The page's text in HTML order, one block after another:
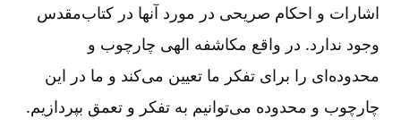
اشارات و احکام صریحی در مورد آنها در کتاب‌مقدس
وجود ندارد. در واقع مکاشفه الهی چارچوب و
محدوده‌ای را برای تفکر ما تعیین می‌کند و ما در این
چارچوب و محدوده می‌توانیم به تفکر و تعمق بپردازیم‌.